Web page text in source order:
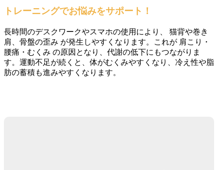
トレーニングでお悩みをサポート！
長時間のデスクワークやスマホの使用により、 猫背や巻き
肩、骨盤の歪み が発生しやすくなります。これが 肩こり・
腰痛・むくみ の原因となり、代謝の低下にもつながりま
す。運動不足が続くと、体がむくみやすくなり、冷え性や脂
肪の蓄積も進みやすくなります。